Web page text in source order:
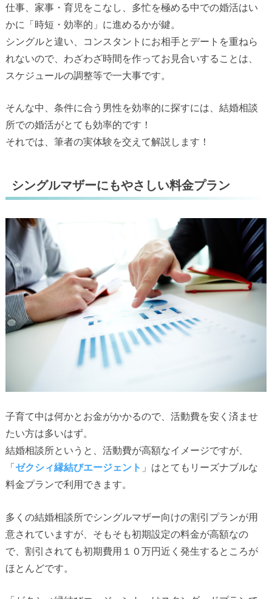
仕事、家事・育児をこなし、多忙を極める中での婚活はい
かに「時短・効率的」に進めるかが鍵。
シングルと違い、コンスタントにお相手とデートを重ねら
れないので、わざわざ時間を作ってお見合いすることは、
スケジュールの調整等で一大事です。
そんな中、条件に合う男性を効率的に探すには、結婚相談
所での婚活がとても効率的です！
それでは、筆者の実体験を交えて解説します！
シングルマザーにもやさしい料金プラン
子育て中は何かとお金がかかるので、活動費を安く済ませ
たい方は多いはず。
結婚相談所というと、活動費が高額なイメージですが、
「ゼクシィ縁結びエージェント 」はとてもリーズナブルな
料金プランで利用できます。
多くの結婚相談所でシングルマザー向けの割引プランが用
意されていますが、そもそも初期設定の料金が高額なの
で、割引されても初期費用１０万円近く発生するところが
ほとんどです。